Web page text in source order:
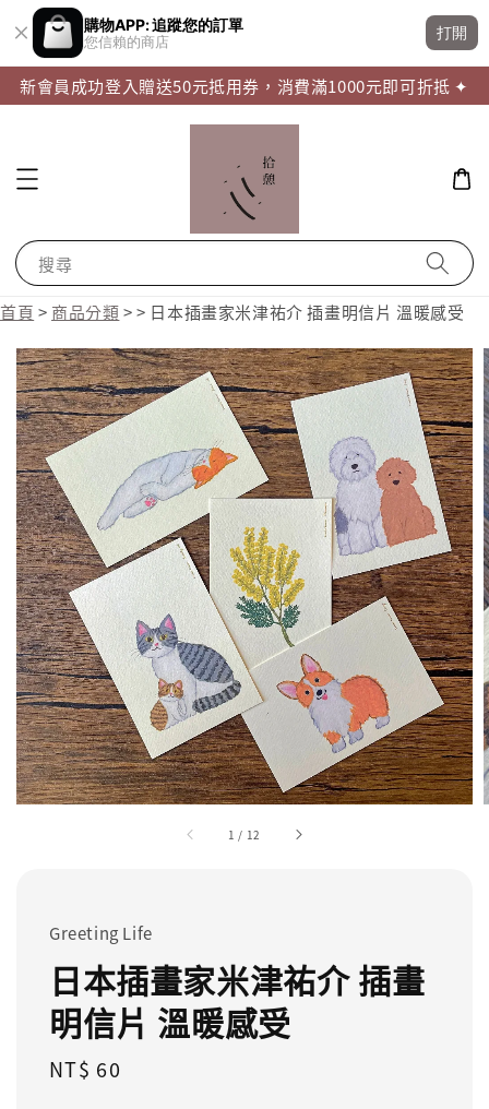
購物APP: 追蹤您的訂單
您信賴的商店
打開
新會員成功登入贈送50元抵用券，消費滿1000元即可折抵 ✦
搜尋
首頁 > 商品分類>> 日本插畫家米津祐介 插畫明信片 溫暖感受
1 / 12
Greeting Life
日本插畫家米津祐介 插畫
明信片 溫暖感受
Regular
NT$ 60